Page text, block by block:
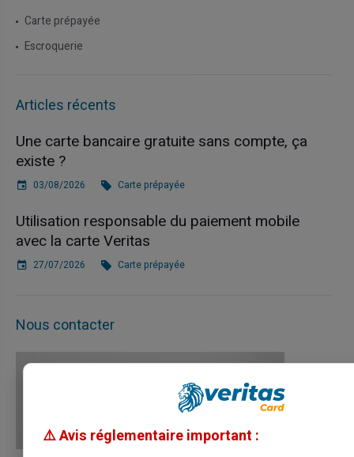
Carte prépayée
Escroquerie
Articles récents
Une carte bancaire gratuite sans compte, ça
existe ?
03/08/2026 Carte prépayée
Utilisation responsable du paiement mobile
avec la carte Veritas
27/07/2026 Carte prépayée
Nous contacter
⚠️ Avis réglementaire important :